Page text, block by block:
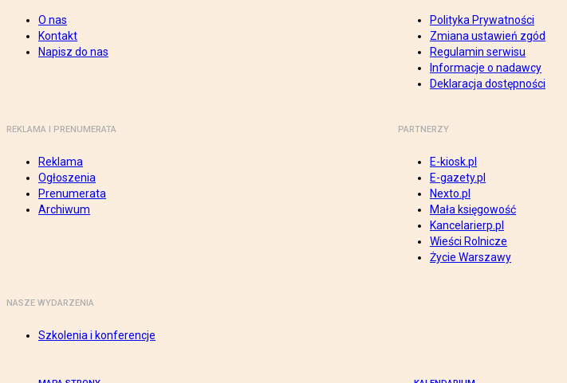
O nas
Kontakt
Napisz do nas
Polityka Prywatności
Zmiana ustawień zgód
Regulamin serwisu
Informacje o nadawcy
Deklaracja dostępności
REKLAMA I PRENUMERATA
Reklama
Ogłoszenia
Prenumerata
Archiwum
PARTNERZY
E-kiosk.pl
E-gazety.pl
Nexto.pl
Mała księgowość
Kancelarierp.pl
Wieści Rolnicze
Życie Warszawy
NASZE WYDARZENIA
Szkolenia i konferencje